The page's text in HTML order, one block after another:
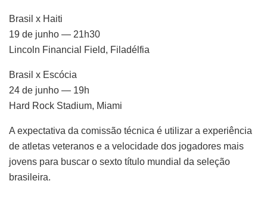
Brasil x Haiti
19 de junho — 21h30
Lincoln Financial Field, Filadélfia
Brasil x Escócia
24 de junho — 19h
Hard Rock Stadium, Miami
A expectativa da comissão técnica é utilizar a experiência
de atletas veteranos e a velocidade dos jogadores mais
jovens para buscar o sexto título mundial da seleção
brasileira.